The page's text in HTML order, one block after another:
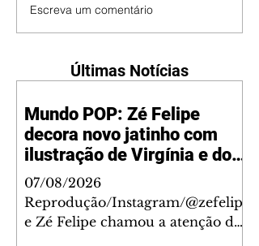
Escreva um comentário
Últimas Notícias
Mundo POP: Zé Felipe
decora novo jatinho com
ilustração de Virgínia e dos
filhos
07/08/2026
Reprodução/Instagram/@zefelip
e Zé Felipe chamou a atenção dos